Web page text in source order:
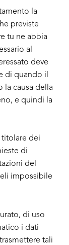
la
previste
tu ne abbia
al
deve
di quando il
la causa della
e quindi la
dei
di
del
impossibile
di uso
i dati
tali